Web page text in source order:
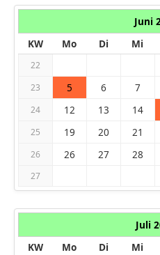
Juni
KW
Mo Di Mi
22
23 5 6 7
24 12 13 14
25 19 20 21
26 26 27 28
27
Juli
KW
Mo Di Mi